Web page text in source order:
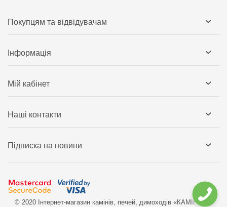
Покупцям та відвідувачам
Інформація
Мій кабінет
Наші контакти
Підписка на новини
© 2020 Інтернет-магазин камінів, печей, димоходів «КАМІН`ОК»